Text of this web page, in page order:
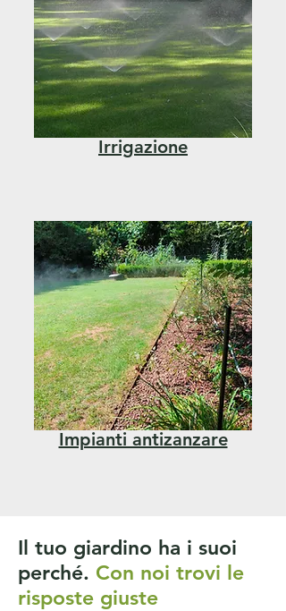
Irrigazione
Impianti antizanzare
Il tuo giardino ha i suoi
perché. Con noi trovi le
risposte giuste